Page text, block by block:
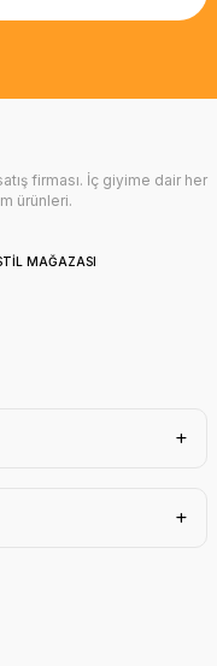
firması. İç giyime dair her
ürünleri.
MAĞAZASI